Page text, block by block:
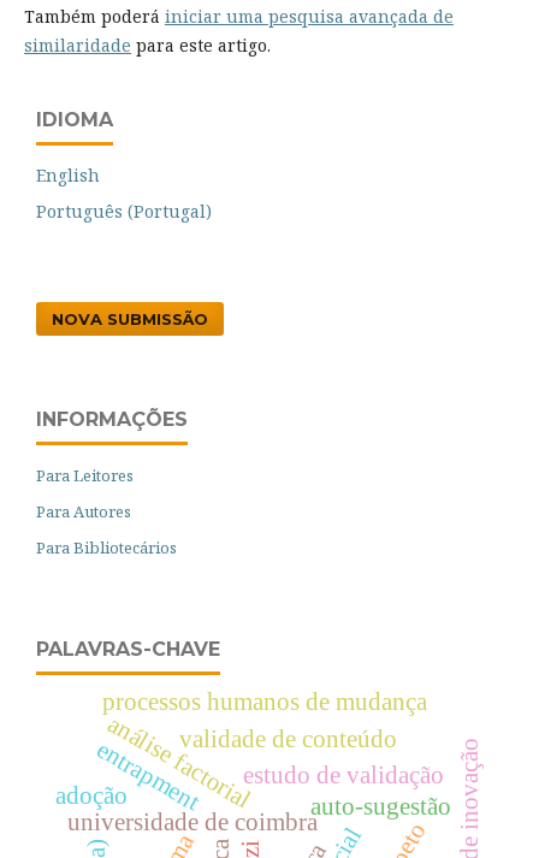
Também poderá iniciar uma pesquisa avançada de
similaridade para este artigo.
IDIOMA
English
Português (Portugal)
NOVA SUBMISSÃO
INFORMAÇÕES
Para Leitores
Para Autores
Para Bibliotecários
PALAVRAS-CHAVE
auto-sugestão
universidade de coimbra
análise factorial
processos humanos de mudança
entrapmentvalidade de conteúdo
estudo de validação
adoção